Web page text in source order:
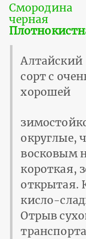
Смородина
черная
Алтайский
сорт с
хорошей
округлые,
восковым
короткая,
открытая.
кисло-
Отрыв